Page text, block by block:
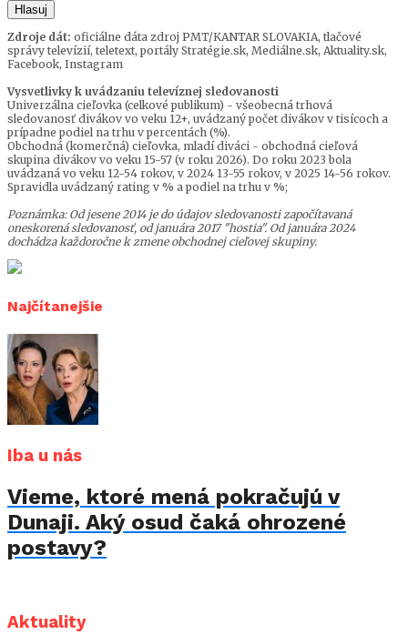
Hlasuj
Zdroje dát: oficiálne dáta zdroj PMT/KANTAR SLOVAKIA, tlačové
správy televízií, teletext, portály Stratégie.sk, Mediálne.sk, Aktuality.sk,
Facebook, Instagram
Vysvetlivky k uvádzaniu televíznej sledovanosti
Univerzálna cieľovka (celkové publikum) - všeobecná trhová
sledovanosť divákov vo veku 12+, uvádzaný počet divákov v tisícoch a
prípadne podiel na trhu v percentách (%).
Obchodná (komerčná) cieľovka, mladí diváci - obchodná cieľová
skupina divákov vo veku 15-57 (v roku 2026). Do roku 2023 bola
uvádzaná vo veku 12-54 rokov, v 2024 13-55 rokov, v 2025 14-56 rokov.
Spravidla uvádzaný rating v % a podiel na trhu v %;
Poznámka: Od jesene 2014 je do údajov sledovanosti započítavaná
oneskorená sledovanosť, od januára 2017 "hostia". Od januára 2024
dochádza každoročne k zmene obchodnej cieľovej skupiny.
Najčítanejšie
Iba u nás
Vieme, ktoré mená pokračujú v
Dunaji. Aký osud čaká ohrozené
postavy?
Aktuality